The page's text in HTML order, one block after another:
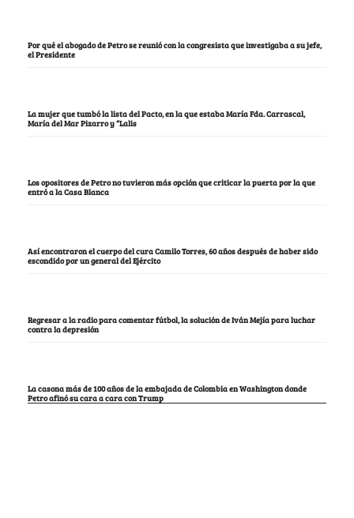
Por qué el abogado de Petro se reunió con la congresista que investigaba a su jefe,
el Presidente
La mujer que tumbó la lista del Pacto, en la que estaba María Fda. Carrascal,
María del Mar Pizarro y “Lalis
Los opositores de Petro no tuvieron más opción que criticar la puerta por la que
entró a la Casa Blanca
Así encontraron el cuerpo del cura Camilo Torres, 60 años después de haber sido
escondido por un general del Ejército
Regresar a la radio para comentar fútbol, la solución de Iván Mejía para luchar
contra la depresión
La casona más de 100 años de la embajada de Colombia en Washington donde
Petro afinó su cara a cara con Trump